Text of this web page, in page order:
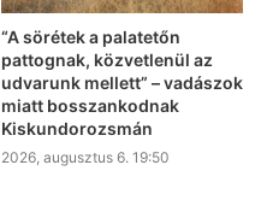
“A sörétek a palatetőn
pattognak, közvetlenül az
udvarunk mellett” – vadászok
miatt bosszankodnak
Kiskundorozsmán
2026, augusztus 6. 19:50